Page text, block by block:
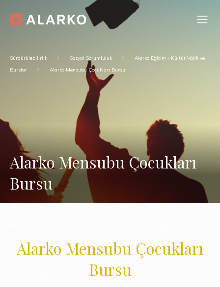
Sürdürülebilirlik Sosyal Sorumluluk
Alarko Eğitim - Kültür Vakfı ve
Burslar
Alarko Mensubu Çocukları Bursu
Alarko Mensubu Çocukları
Bursu
Alarko Mensubu Çocukları
Bursu